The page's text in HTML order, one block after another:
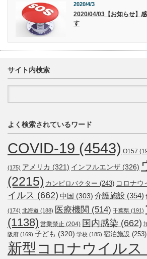
2020/4/3
2020/04/03【お知らせ】
す
サイト内検索
よく検索されているワード
COVID-19 (4543) O157
(175) アメリカ (321) インフルエンザ (326)
(2215) カンピロバクター (243) コロナウ
イルス (662) 中国 (303) 介護施設 (354)
(174) 北海道 (188) 医療機関 (514) 千葉県 (191)
(1138) 営業禁止 (204) 国内感染 (662)
阪府 (169) 子ども (320) 学校 (185) 宿泊施設 (253)
新型コロナウイルス